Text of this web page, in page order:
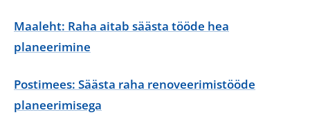
Maaleht: Raha aitab säästa tööde hea
planeerimine
Postimees: Säästa raha renoveerimistööde
planeerimisega